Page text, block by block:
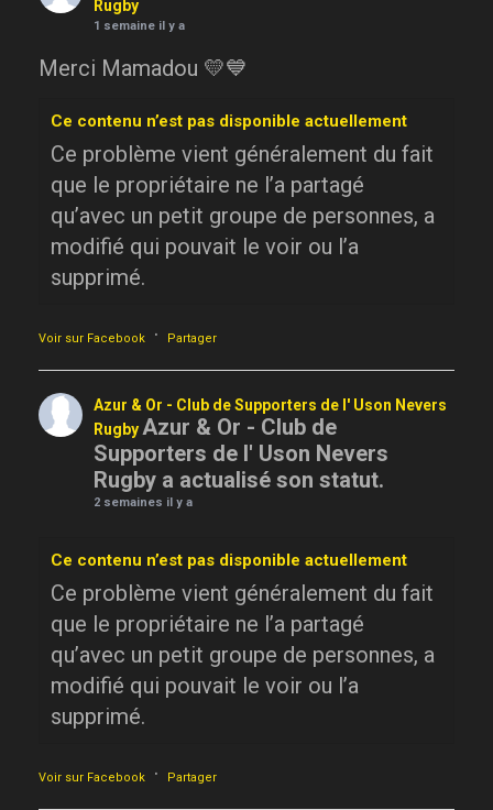
Rugby
1 semaine il y a
Merci Mamadou 💛💙
Ce contenu n’est pas disponible actuellement
Ce problème vient généralement du fait
que le propriétaire ne l’a partagé
qu’avec un petit groupe de personnes, a
modifié qui pouvait le voir ou l’a
supprimé.
Voir sur Facebook · Partager
Azur & Or - Club de Supporters de l' Uson Nevers
RugbyAzur & Or - Club de
Supporters de l' Uson Nevers
Rugby a actualisé son statut.
2 semaines il y a
Ce contenu n’est pas disponible actuellement
Ce problème vient généralement du fait
que le propriétaire ne l’a partagé
qu’avec un petit groupe de personnes, a
modifié qui pouvait le voir ou l’a
supprimé.
Voir sur Facebook · Partager